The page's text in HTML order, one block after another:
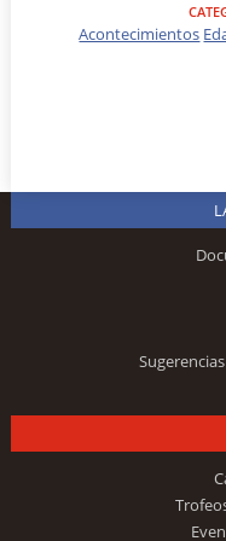
Acontecimientos